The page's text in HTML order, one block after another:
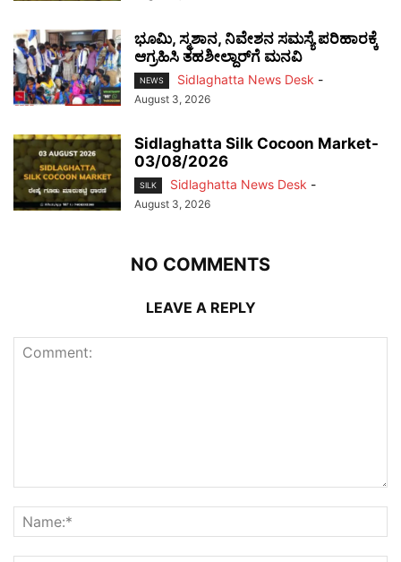
ಭೂಮಿ, ಸ್ಮಶಾನ, ನಿವೇಶನ ಸಮಸ್ಯೆ ಪರಿಹಾರಕ್ಕೆ
ಆಗ್ರಹಿಸಿ ತಹಶೀಲ್ದಾರ್‌ಗೆ ಮನವಿ
NEWS Sidlaghatta News Desk -
August 3, 2026
Sidlaghatta Silk Cocoon Market-
03/08/2026
SILK Sidlaghatta News Desk -
August 3, 2026
NO COMMENTS
LEAVE A REPLY